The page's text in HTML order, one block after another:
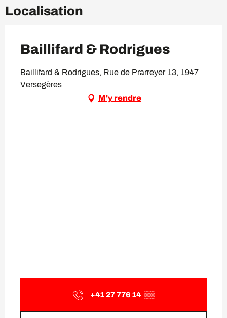
Localisation
Baillifard & Rodrigues
Baillifard & Rodrigues, Rue de Prarreyer 13, 1947
Versegères
M'y rendre
+41 27 776 14 ▒▒